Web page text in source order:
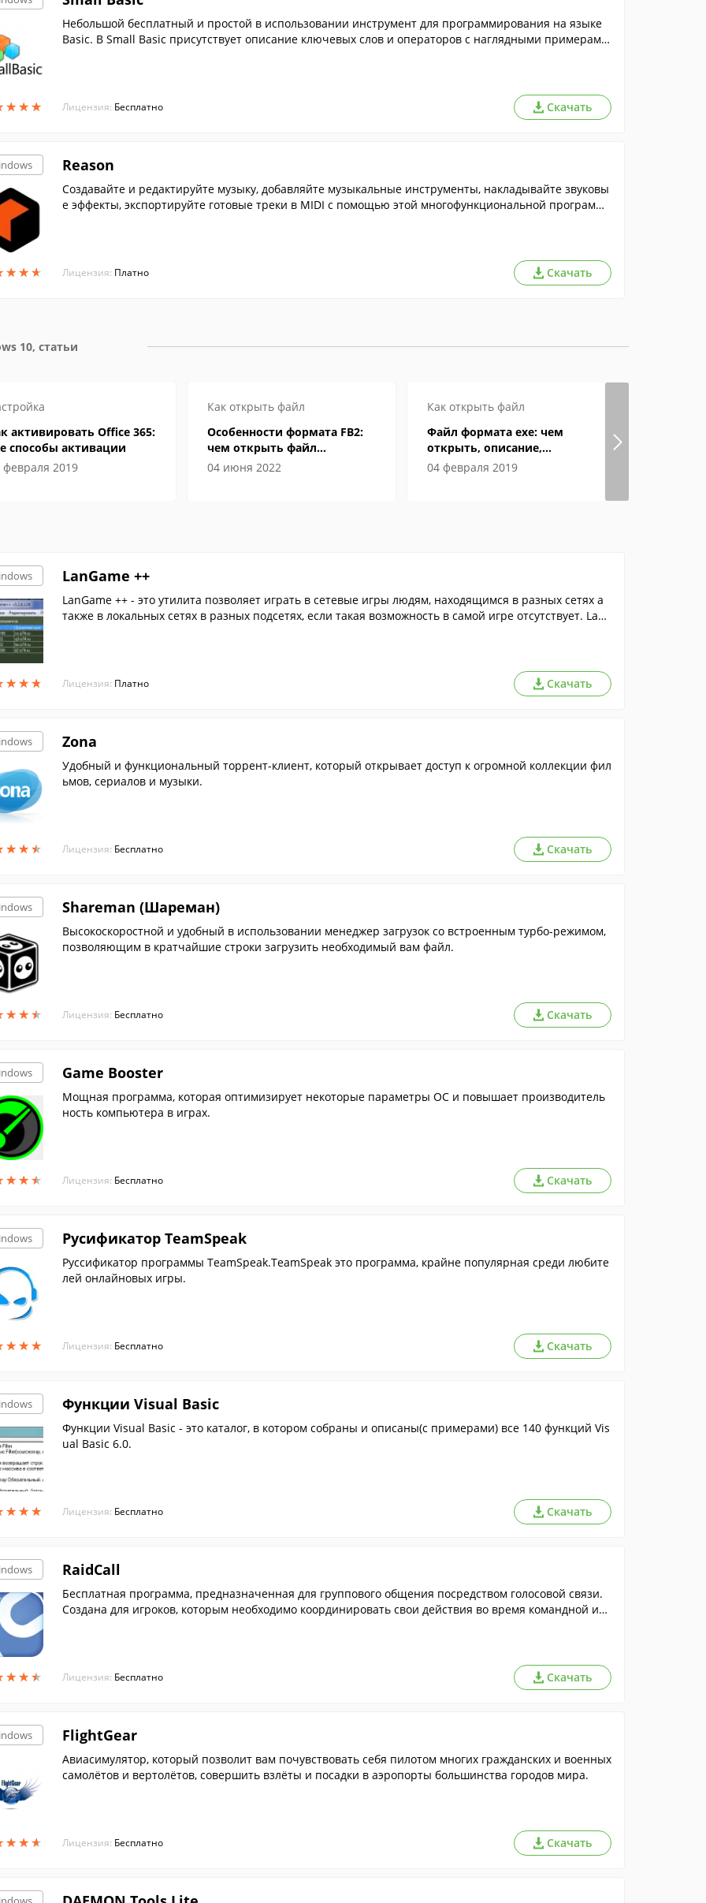
★★★
★★★
Небольшой бесплатный и простой в использовании инструмент для программирования на языке
Basic. В Small Basic присутствует описание ключевых слов и операторов с наглядными примерами,
Лицензия: Бесплатно Скачать
★★★
★★★
Reason
Создавайте и редактируйте музыку, добавляйте музыкальные инструменты, накладывайте звуковы
е эффекты, экспортируйте готовые треки в MIDI с помощью этой многофункциональной программ
Лицензия: Платно Скачать
10, статьи
активировать Office 365:
способы активации
февраля 2019
Как открыть файл
Особенности формата FB2:
чем открыть файл
электронной книги
04 июня 2022
Как открыть файл
Файл формата exe: чем
открыть, описание,
особенности
04 февраля 2019
★★★
★★★
LanGame ++
LanGame ++ - это утилита позволяет играть в сетевые игры людям, находящимся в разных сетях а
также в локальных сетях в разных подсетях, если такая возможность в самой игре отсутствует. Lan
Лицензия: Платно Скачать
★★★
★★★
Zona
Удобный и функциональный торрент-клиент, который открывает доступ к огромной коллекции фил
ьмов, сериалов и музыки.
Лицензия: Бесплатно Скачать
★★★
★★★
Shareman (Шареман)
Высокоскоростной и удобный в использовании менеджер загрузок со встроенным турбо-режимом,
позволяющим в кратчайшие строки загрузить необходимый вам файл.
Лицензия: Бесплатно Скачать
★★★
★★★
Game Booster
Мощная программа, которая оптимизирует некоторые параметры ОС и повышает производитель
ность компьютера в играх.
Лицензия: Бесплатно Скачать
★★★
★★★
Русификатор TeamSpeak
Руссификатор программы TeamSpeak.TeamSpeak это программа, крайне популярная среди любите
лей онлайновых игры.
Лицензия: Бесплатно Скачать
★★★
★★★
Функции Visual Basic
Функции Visual Basic - это каталог, в котором собраны и описаны(с примерами) все 140 функций Vis
ual Basic 6.0.
Лицензия: Бесплатно Скачать
★★★
★★★
RaidCall
Бесплатная программа, предназначенная для группового общения посредством голосовой связи.
Создана для игроков, которым необходимо координировать свои действия во время командной игр
Лицензия: Бесплатно Скачать
★★★
★★★
FlightGear
Авиасимулятор, который позволит вам почувствовать себя пилотом многих гражданских и военных
самолётов и вертолётов, совершить взлёты и посадки в аэропорты большинства городов мира.
Лицензия: Бесплатно Скачать